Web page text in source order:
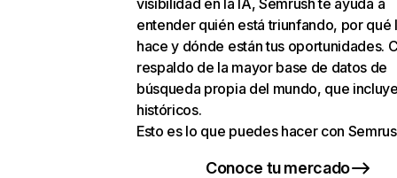
visibilidad en la IA, Semrush te ayuda a
entender quién está triunfando, por qué
hace y dónde están tus oportunidades.
respaldo de la mayor base de datos de
búsqueda propia del mundo, que
históricos.
Esto es lo que puedes hacer con
Conoce tu mercado